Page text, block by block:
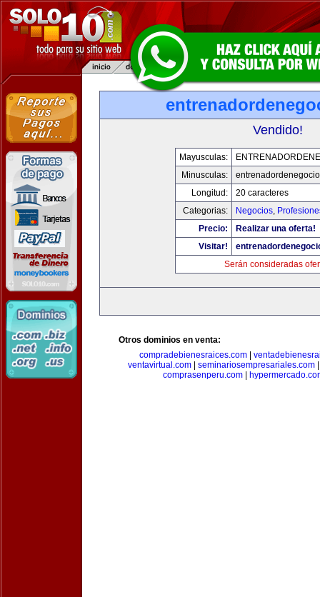
Vendido!
Mayusculas:
Minusculas:
Longitud:
20 caracteres
Categorias:
Negocios,
Precio:
Realizar una oferta!
Visitar!
Serán consideradas
Otros dominios en venta:
compradebienesraices.com
ventavirtual.com
seminariosempresariales.com
comprasenperu.com|